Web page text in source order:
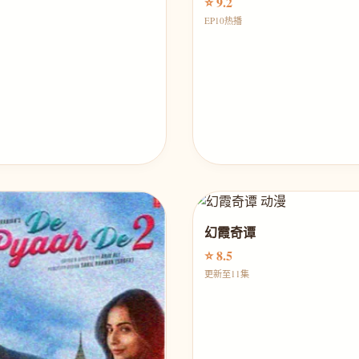
EP10热播
幻霞奇谭
⭐ 8.5
更新至11集